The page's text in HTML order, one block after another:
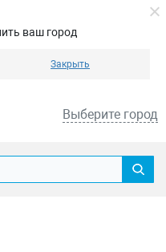
ваш город
Закрыть
Выберите город